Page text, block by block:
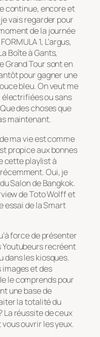
continue, encore et
vais regarder pour
de la journée
1, L’argus,
Boîte à Gants,
Grand Tour sont en
pour gagner une
bleu. On veut me
ou sans
des choses que
maintenant.
ma vie est comme
propice aux bonnes
cette playlist à
Oui, je
Salon de Bangkok.
de Toto Wolff et
essai de la Smart
force de présenter
recréent
dans les kiosques.
et des
le comprends pour
une base de
la totalité du
La réussite de ceux
ouvrir les yeux.